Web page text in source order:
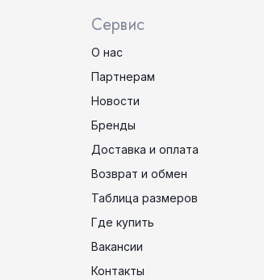
Сервис
О нас
Партнерам
Новости
Бренды
Доставка и оплата
Возврат и обмен
Таблица размеров
Где купить
Вакансии
Контакты